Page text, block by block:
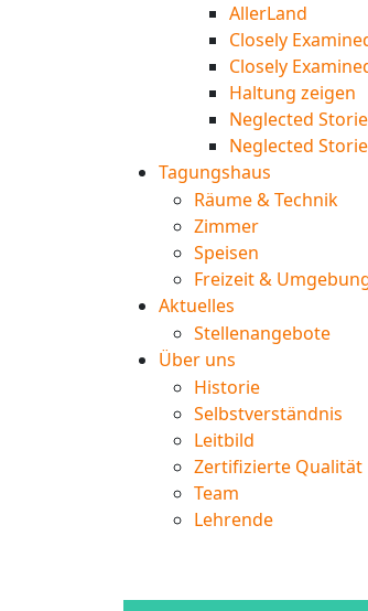
AllerLand
Closely
Closely
Haltung zeigen
Neglected
Neglected
Tagungshaus
Räume & Technik
Zimmer
Speisen
Freizeit &
Aktuelles
Stellenangebote
Über uns
Historie
Selbstverständnis
Leitbild
Zertifizierte Qualität
Team
Lehrende